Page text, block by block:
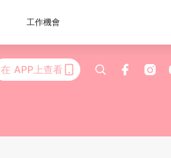
工作機會
在 APP上查看